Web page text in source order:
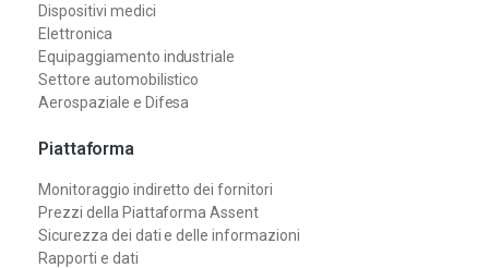
Dispositivi medici
Elettronica
Equipaggiamento industriale
Settore automobilistico
Aerospaziale e Difesa
Piattaforma
Monitoraggio indiretto dei fornitori
Prezzi della Piattaforma Assent
Sicurezza dei dati e delle informazioni
Rapporti e dati